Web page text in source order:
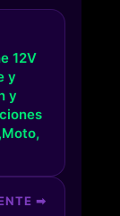
12V
y
y
➡